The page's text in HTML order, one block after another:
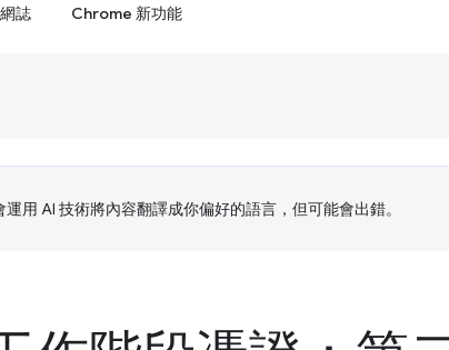
網誌 Chrome 新功能
用 AI 技術將內容翻譯成你偏好的語言，但可能會出錯。